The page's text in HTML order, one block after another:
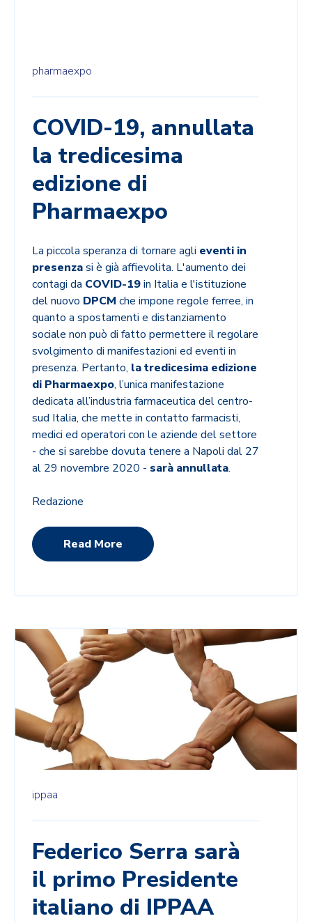
pharmaexpo
COVID-19, annullata
la tredicesima
edizione di
Pharmaexpo
La piccola speranza di tornare agli eventi in
presenzasi è già affievolita. L'aumento dei
contagi da COVID-19in Italia e l'istituzione
del nuovo DPCM che impone regole ferree, in
quanto a spostamenti e distanziamento
sociale non può di fatto permettere il regolare
svolgimento di manifestazioni ed eventi in
presenza. Pertanto, la tredicesima edizione
di Pharmaexpo, l’unica manifestazione
dedicata all’industria farmaceutica del centro-
sud Italia, che mette in contatto farmacisti,
medici ed operatori con le aziende del settore
- che si sarebbe dovuta tenere a Napoli dal 27
al 29 novembre 2020 - sarà annullata.
Redazione
Read More
ippaa
Federico Serra sarà
il primo Presidente
italiano di IPPAA